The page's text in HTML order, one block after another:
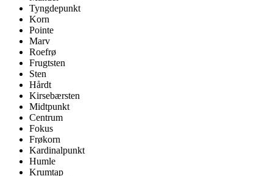
Tyngdepunkt
Korn
Pointe
Marv
Roefrø
Frugtsten
Sten
Hårdt
Kirsebærsten
Midtpunkt
Centrum
Fokus
Frøkorn
Kardinalpunkt
Humle
Krumtap